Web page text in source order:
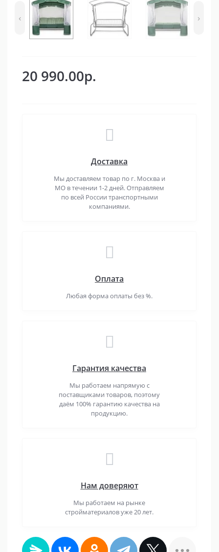
‹ ›
20 990.00р.
Доставка
Мы доставляем товар по г. Москва и
МО в течении 1-2 дней. Отправляем
по всей России транспортными
компаниями.
Оплата
Любая форма оплаты без %.
Гарантия качества
Мы работаем напрямую с
поставщиками товаров, поэтому
даём 100% гарантию качества на
продукцию.
Нам доверяют
Мы работаем на рынке
стройматериалов уже 20 лет.